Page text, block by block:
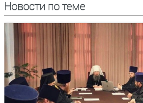
Новости по теме